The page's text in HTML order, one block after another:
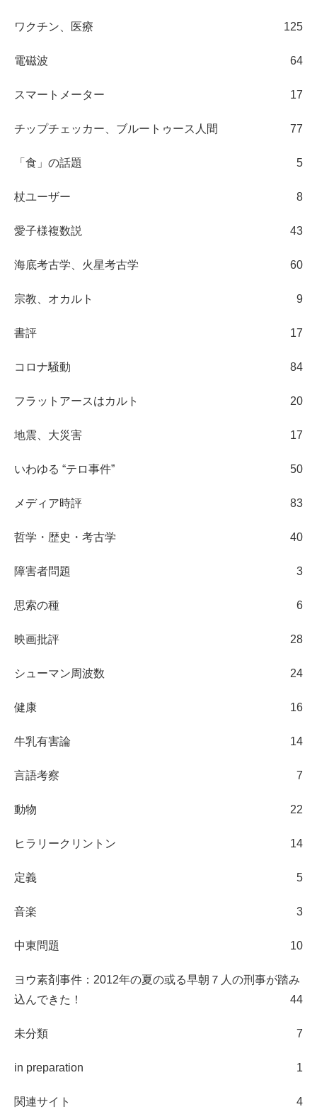
ワクチン、医療 125
電磁波 64
スマートメーター 17
チップチェッカー、ブルートゥース人間 77
「食」の話題 5
杖ユーザー 8
愛子様複数説 43
海底考古学、火星考古学 60
宗教、オカルト 9
書評 17
コロナ騒動 84
フラットアースはカルト 20
地震、大災害 17
いわゆる “テロ事件” 50
メディア時評 83
哲学・歴史・考古学 40
障害者問題 3
思索の種 6
映画批評 28
シューマン周波数 24
健康 16
牛乳有害論 14
言語考察 7
動物 22
ヒラリークリントン 14
定義 5
音楽 3
中東問題 10
ヨウ素剤事件：2012年の夏の或る早朝７人の刑事が踏み
込んできた！
44
未分類 7
in preparation 1
関連サイト 4